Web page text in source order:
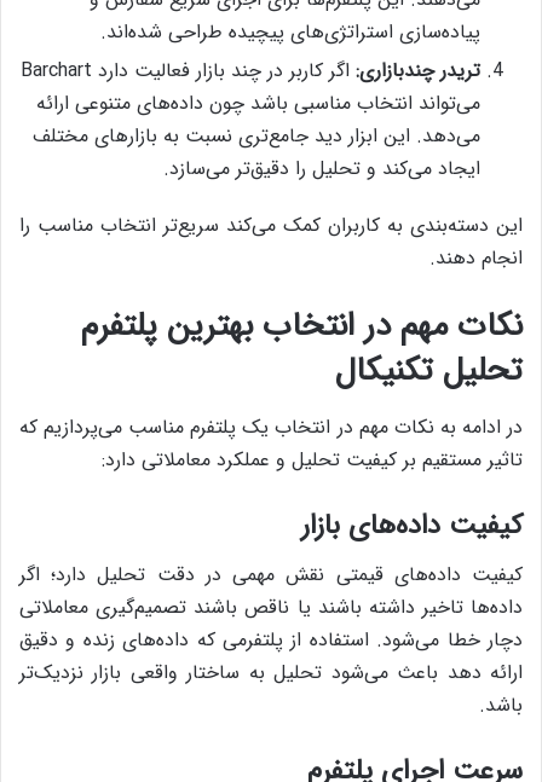
پیاده‌سازی استراتژی‌های پیچیده طراحی شده‌اند.
تریدر چندبازاری:
اگر کاربر در چند بازار فعالیت دارد Barchart
می‌تواند انتخاب مناسبی باشد چون داده‌های متنوعی ارائه
می‌دهد. این ابزار دید جامع‌تری نسبت به بازارهای مختلف
ایجاد می‌کند و تحلیل را دقیق‌تر می‌سازد.
این دسته‌بندی به کاربران کمک می‌کند سریع‌تر انتخاب مناسب را
انجام دهند.
نکات مهم در انتخاب بهترین پلتفرم
تحلیل تکنیکال
در ادامه به نکات مهم در انتخاب یک پلتفرم مناسب می‌پردازیم که
تاثیر مستقیم بر کیفیت تحلیل و عملکرد معاملاتی دارد:
کیفیت داده‌های بازار
کیفیت داده‌های قیمتی نقش مهمی در دقت تحلیل دارد؛ اگر
داده‌ها تاخیر داشته باشند یا ناقص باشند تصمیم‌گیری معاملاتی
دچار خطا می‌شود. استفاده از پلتفرمی که داده‌های زنده و دقیق
ارائه دهد باعث می‌شود تحلیل به ساختار واقعی بازار نزدیک‌تر
باشد.
سرعت اجرای پلتفرم